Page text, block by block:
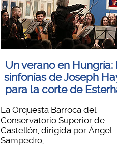
Un verano en Hungría:
sinfonías de Joseph
para la corte de
La Orquesta Barroca del
Conservatorio Superior de
Castellón, dirigida por Ángel
Sampedro,...